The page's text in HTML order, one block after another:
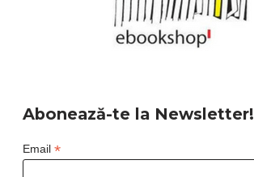
Abonează-te la Newsletter!
Email *